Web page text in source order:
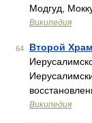
Модгуд,
Википедия
64 Второй Храм
Википедия